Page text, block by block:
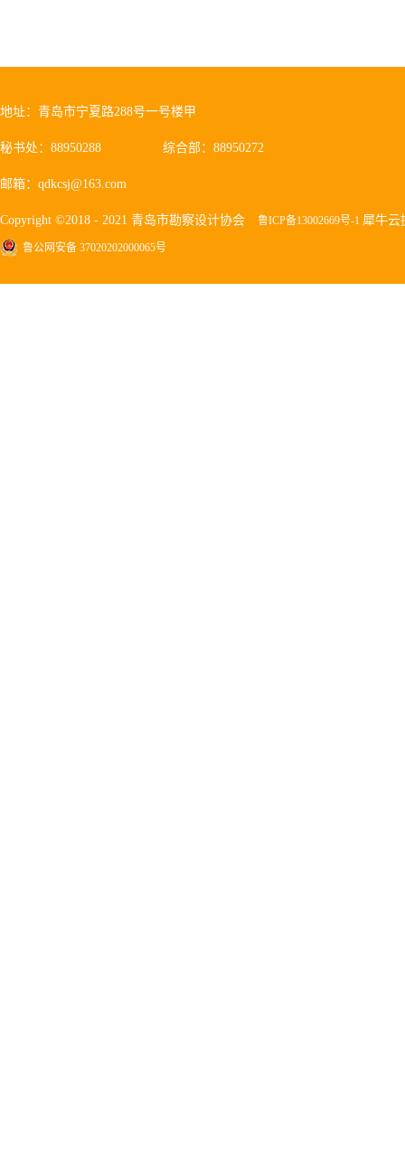
地址：青岛市宁夏路288号一号楼甲
秘书处：88950288 综合部：88950272
邮箱：qdkcsj@163.com
Copyright ©2018 - 2021 青岛市勘察设计协会 鲁ICP备13002669号-1 犀牛云
鲁公网安备 37020202000065号